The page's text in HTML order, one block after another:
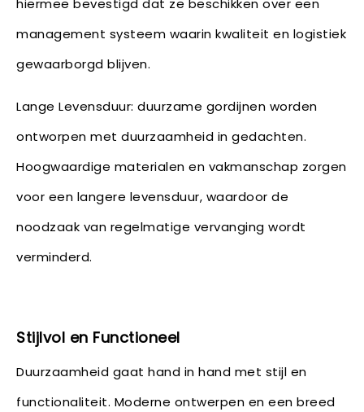
hiermee bevestigd dat ze beschikken over een
management systeem waarin kwaliteit en logistiek
gewaarborgd blijven.
Lange Levensduur: duurzame gordijnen worden
ontworpen met duurzaamheid in gedachten.
Hoogwaardige materialen en vakmanschap zorgen
voor een langere levensduur, waardoor de
noodzaak van regelmatige vervanging wordt
verminderd.
Stijlvol en Functioneel
Duurzaamheid gaat hand in hand met stijl en
functionaliteit. Moderne ontwerpen en een breed